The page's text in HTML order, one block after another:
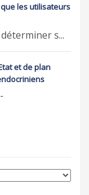
que les utilisateurs
s...
et de plan